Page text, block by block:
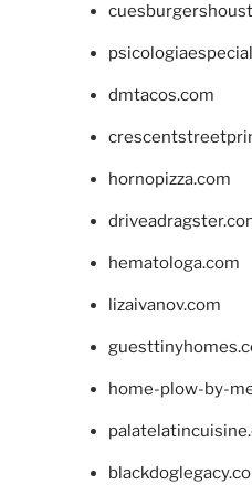
dmtacos.com
hornopizza.com
hematologa.com
lizaivanov.com
home-plow-by-